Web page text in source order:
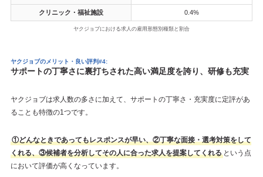
クリニック・福祉施設 0.4%
ヤクジョブにおける求人の雇用形態別種類と割合
ヤクジョブのメリット・良い評判#4:
サポートの丁寧さに裏打ちされた高い満足度を誇り、研修も充実
ヤクジョブは求人数の多さに加えて、サポートの丁寧さ・充実度に定評があ
ることも特徴の1つです。
①どんなときであってもレスポンスが早い、②丁寧な面接・選考対策をして
くれる、③候補者を分析してその人に合った求人を提案してくれるという点
において評価が高くなっています。